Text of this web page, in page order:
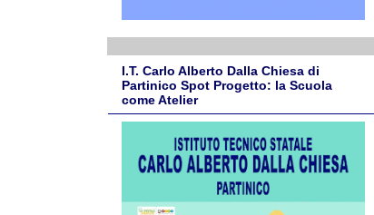
I.T. Carlo Alberto Dalla Chiesa di
Partinico Spot Progetto: la Scuola
come Atelier